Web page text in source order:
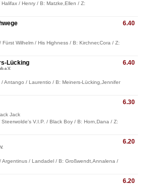
/ Henry / B: Matzke,Ellen / Z:
6.40
Wilhelm / His Highness / B: Kirchner,Cora / Z:
6.40
Lücking
Antango / Laurentio / B: Meiners-Lücking,Jennifer
6.30
Jack
V.I.P. / Black Boy / B: Horn,Dana / Z:
6.20
Argentinus / Landadel / B: Großwendt,Annalena /
6.20